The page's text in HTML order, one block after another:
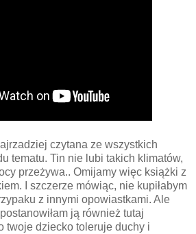
czytana ze wszystkich
tematu. Tin nie lubi takich klimatów,
przeżywa.. Omijamy więc książki z
I szczerze mówiąc, nie kupiłabym
z innymi opowiastkami. Ale
ją również tutaj
twoje dziecko toleruje duchy i